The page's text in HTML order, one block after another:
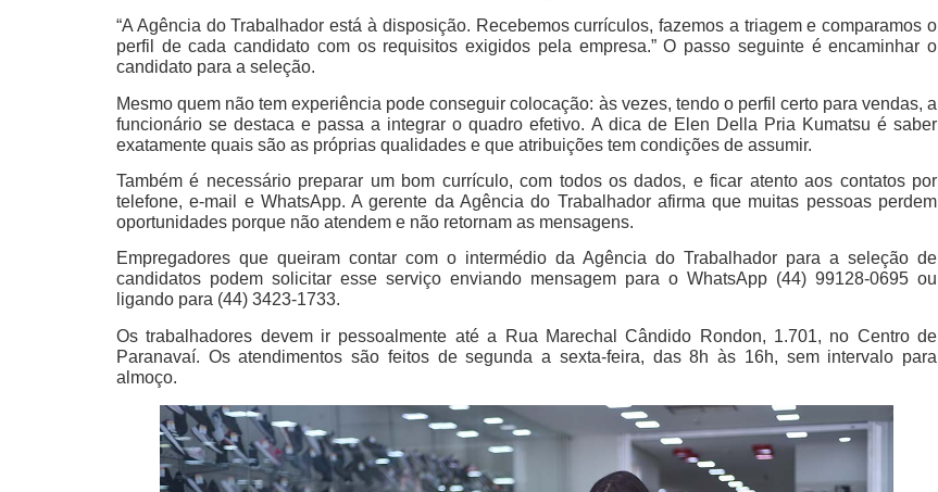
“A Agência do Trabalhador está à disposição. Recebemos currículos, fazemos a triagem e comparamos o
perfil de cada candidato com os requisitos exigidos pela empresa.” O passo seguinte é encaminhar o
candidato para a seleção.
Mesmo quem não tem experiência pode conseguir colocação: às vezes, tendo o perfil certo para vendas, a
funcionário se destaca e passa a integrar o quadro efetivo. A dica de Elen Della Pria Kumatsu é saber
exatamente quais são as próprias qualidades e que atribuições tem condições de assumir.
Também é necessário preparar um bom currículo, com todos os dados, e ficar atento aos contatos por
telefone, e-mail e WhatsApp. A gerente da Agência do Trabalhador afirma que muitas pessoas perdem
oportunidades porque não atendem e não retornam as mensagens.
Empregadores que queiram contar com o intermédio da Agência do Trabalhador para a seleção de
candidatos podem solicitar esse serviço enviando mensagem para o WhatsApp (44) 99128-0695 ou
ligando para (44) 3423-1733.
Os trabalhadores devem ir pessoalmente até a Rua Marechal Cândido Rondon, 1.701, no Centro de
Paranavaí. Os atendimentos são feitos de segunda a sexta-feira, das 8h às 16h, sem intervalo para
almoço.